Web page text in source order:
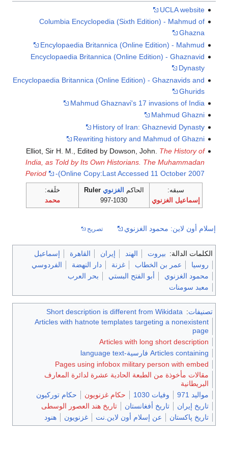
UCLA website
Columbia Encyclopedia (Sixth Edition) - Mahmud of
Ghazna
Encylopaedia Britannica (Online Edition) - Mahmud
Encyclopaedia Britannica (Online Edition) - Ghaznavid
Dynasty
Encyclopaedia Britannica (Online Edition) - Ghaznavids and
Ghurids
Mahmud Ghaznavi's 17 invasions of India
Mahmud Ghazni
History of Iran: Ghaznevid Dynasty
Rewriting history and Mahmud of Ghazni
Elliot, Sir H. M., Edited by Dowson, John. The History of
India, as Told by Its Own Historians. The Muhammadan
Period
-(Online Copy:Last Accessed 11 October 2007
سبقه:
إسماعيل الغزنوي
الحاكم الغزنوي Ruler
997-1030
خلَفه:
محمد
إسلام أون لاين: محمود الغزنوي تصريح
الكلمات الدالة: بيروت الهند إيران القاهرة
إسماعيل
روسيا
عمر بن الخطاب غزنة دار النهضة
الفردوسي
محمود الغزنوي
أبو الفتح البستي
بحر العرب
معبد سومنات
تصنيفات:
Short description is different from Wikidata
Articles with hatnote templates targeting a nonexistent
page
Articles with long short description
Articles containing فارسية-language text
Pages using infobox military person with embed
مقالات مأخوذة من الطبعة الحادية عشرة لدائرة المعارف
البريطانية
مواليد 971
وفيات 1030 حكام غزنويون
حكام توركيون
تاريخ إيران
تاريخ أفغانستان
تاريخ هند العصور الوسطى
تاريخ پاكستان
عن إسلام أون لاين.نت غزنويون هنود